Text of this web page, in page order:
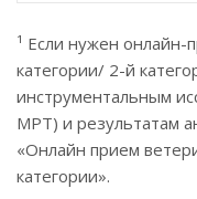
¹ Если нужен онлайн-
категории/ 2-й
инструментальным
МРТ) и результатам
«Онлайн прием
категории».